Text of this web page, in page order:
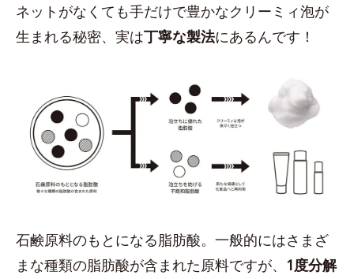
ネットがなくても手だけで豊かなクリーミィ泡が
生まれる秘密、実は丁寧な製法にあるんです！
石鹸原料のもとになる脂肪酸。一般的にはさまざ
まな種類の脂肪酸が含まれた原料ですが、 1度分解